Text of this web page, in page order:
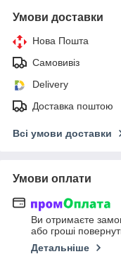
Умови доставки
Нова Пошта
Самовивіз
Delivery
Доставка поштою
Всі умови доставки
Умови оплати
Ви отримаєте
або гроші
Детальніше